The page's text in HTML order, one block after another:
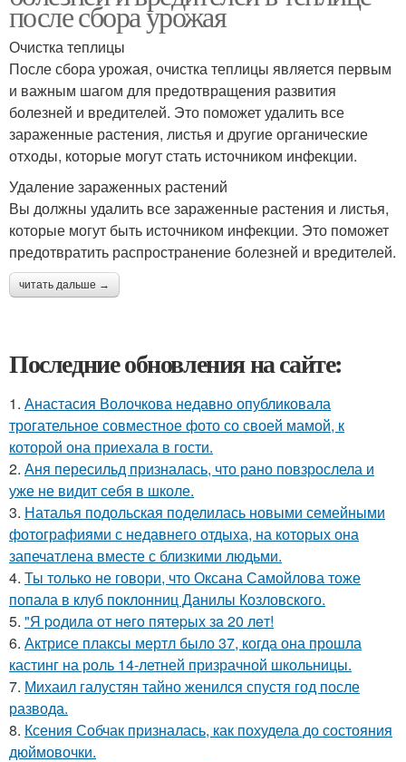
после сбора урожая
Очистка теплицы
После сбора урожая, очистка теплицы является первым
и важным шагом для предотвращения развития
болезней и вредителей. Это поможет удалить все
зараженные растения, листья и другие органические
отходы, которые могут стать источником инфекции.
Удаление зараженных растений
Вы должны удалить все зараженные растения и листья,
которые могут быть источником инфекции. Это поможет
предотвратить распространение болезней и вредителей.
читать дальше →
Последние обновления на сайте:
1. Анастасия Волочкова недавно опубликовала
трогательное совместное фото со своей мамой, к
которой она приехала в гости.
2. Аня пересильд призналась, что рано повзрослела и
уже не видит себя в школе.
3. Наталья подольская поделилась новыми семейными
фотографиями с недавнего отдыха, на которых она
запечатлена вместе с близкими людьми.
4. Ты только не говори, что Оксана Самойлова тоже
попала в клуб поклонниц Данилы Козловского.
5. "Я poдилa oт нeгo пятepых зa 20 лeт!
6. Актрисе плаксы мертл было 37, когда она прошла
кастинг на роль 14-летней призрачной школьницы.
7. Михаил галустян тайно женился спустя год после
развода.
8. Ксения Собчак призналась, как похудела до состояния
дюймовочки.